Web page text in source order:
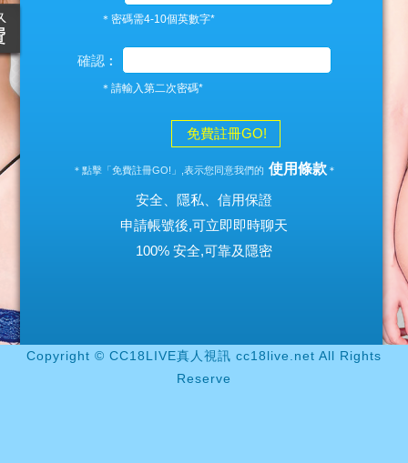
＊密碼需4-10個英數字*
確認︰
＊請輸入第二次密碼*
免費註冊GO!
＊點擊「免費註冊GO!」,表示您同意我們的 使用條款＊
安全、隱私、信用保證
申請帳號後,可立即即時聊天
100% 安全,可靠及隱密
Copyright © CC18LIVE真人視訊 cc18live.net All Rights
Reserve